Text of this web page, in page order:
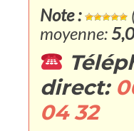
Note :
moyenne:
direct:
04 32